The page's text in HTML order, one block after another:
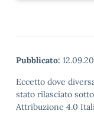
Pubblicato:
Eccetto dove
stato rilasciato
Attribuzione 4.0